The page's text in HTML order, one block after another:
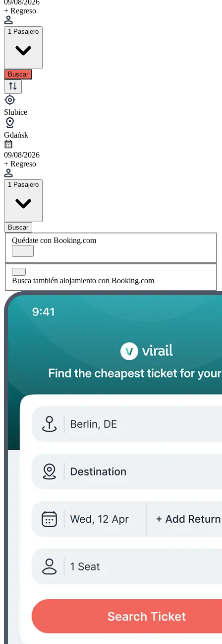
+ Regreso
1 Pasajero
Buscar
Słubice
Gdańsk
09/08/2026
+ Regreso
1 Pasajero
Buscar
Quédate con Booking.com
Busca también alojamiento con Booking.com